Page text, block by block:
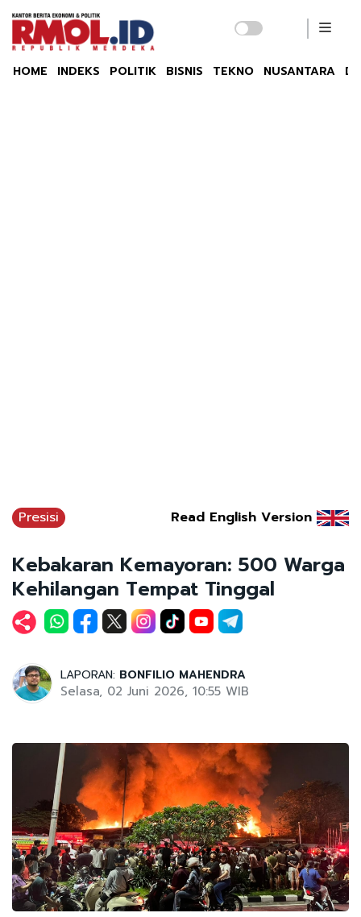
HOME INDEKS POLITIK BISNIS TEKNO NUSANTARA
Presisi Read English Version
Kebakaran Kemayoran: 500 Warga
Kehilangan Tempat Tinggal
LAPORAN: BONFILIO MAHENDRA
Selasa, 02 Juni 2026, 10:55 WIB